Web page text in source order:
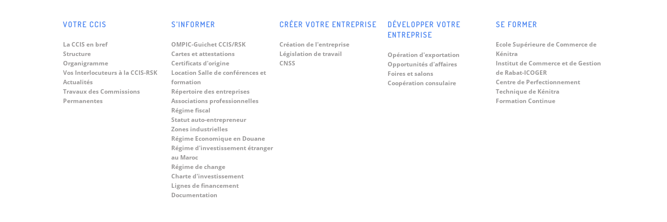
relations...
« World Technology Summit on
Digital Twins 2026 » sous le
thème : « Driving Sustainable
Territorial Development Across
Morocco And In Africa Through
Digital Transformation ».
Du 8 au 10...
VOTRE CCIS
La CCIS en bref
Structure
Organigramme
Vos Interlocuteurs à la CCIS-RSK
Actualités
Travaux des Commissions
Permanentes
S’INFORMER
OMPIC-Guichet CCIS/RSK
Cartes et attestations
Certificats d'origine
Location Salle de conférences et
formation
Répertoire des entreprises
Associations professionnelles
Régime fiscal
Statut auto-entrepreneur
Zones industrielles
Régime Economique en Douane
Régime d'investissement étranger
au Maroc
Régime de change
Charte d'investissement
Lignes de financement
Documentation
CRÉER VOTRE ENTREPRISE
Création de l'entreprise
Législation de travail
CNSS
DÉVELOPPER VOTRE
ENTREPRISE
Opération d'exportation
Opportunités d'affaires
Foires et salons
Coopération consulaire
SE FORMER
Ecole Supérieure de Commerce de
Kénitra
Institut de Commerce et de Gestion
de Rabat-ICOGER
Centre de Perfectionnement
Technique de Kénitra
Formation Continue